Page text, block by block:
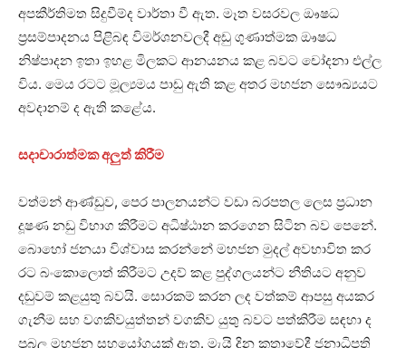
අපකීර්තිමත සිදුවීම්ද වාර්තා වී ඇත. මෑත වසරවල ඖෂධ
ප්‍රසම්පාදනය පිළිබඳ විමර්ශනවලදී අඩු ගුණාත්මක ඖෂධ
නිෂ්පාදන ඉතා ඉහළ මිලකට ආනයනය කළ බවට චෝදනා එල්ල
විය. මෙය රටට මූල්‍යමය පාඩු ඇති කළ අතර මහජන සෞඛ්‍යයට
අවදානම් ද ඇති කළේය.
සදාචාරාත්මක අලුත් කිරීම
වත්මන් ආණ්ඩුව, පෙර පාලනයන්ට වඩා බරපතල ලෙස ප්‍රධාන
දූෂණ නඩු විභාග කිරීමට අධිෂ්ඨාන කරගෙන සිටින බව පෙනේ.
බොහෝ ජනයා විශ්වාස කරන්නේ මහජන මුදල් අවභාවිත කර
රට බංකොලොත් කිරීමට උදව් කළ පුද්ගලයන්ට නීතියට අනුව
දඬුවම් කළයුතු බවයි. සොරකම් කරන ලද වත්කම් ආපසු අයකර
ගැනීම සහ වගකිවයුත්තන් වගකිව යුතු බවට පත්කිරීම සඳහා ද
ප්‍රබල මහජන සහයෝගයක් ඇත. මැයි දින කතාවේදී ජනාධිපති